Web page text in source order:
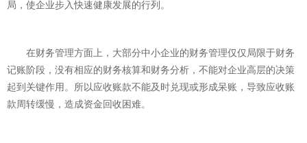
局，使企业步入快速健康发展的行列。
在财务管理方面上，大部分中小企业的财务管理仅仅局限于财务
记账阶段，没有相应的财务核算和财务分析，不能对企业高层的决策
起到关键作用。所以应收账款不能及时兑现或形成呆账，导致应收账
款周转缓慢，造成资金回收困难。